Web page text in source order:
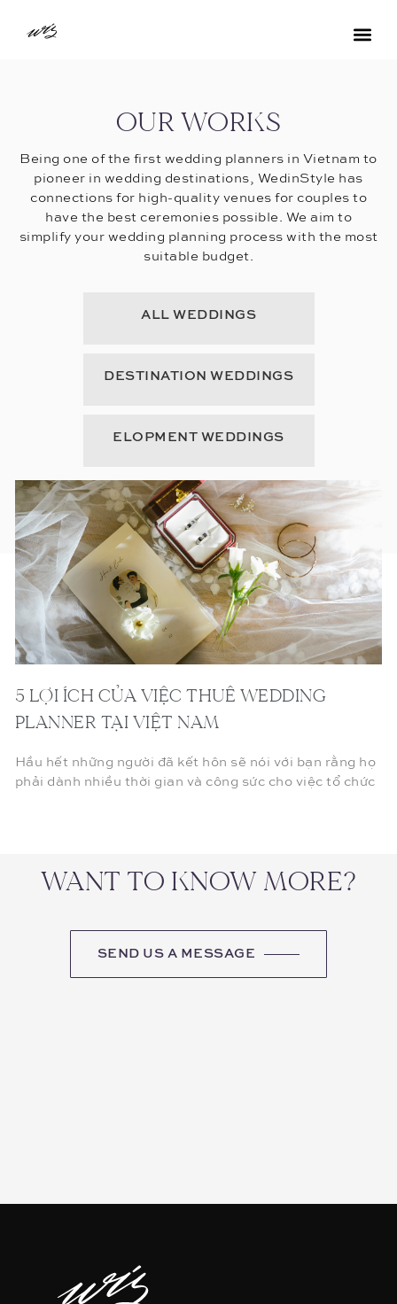
OUR WORKS
Being one of the first wedding planners in Vietnam to
pioneer in wedding destinations, WedinStyle has
connections for high-quality venues for couples to
have the best ceremonies possible. We aim to
simplify your wedding planning process with the most
suitable budget.
ALL WEDDINGS
DESTINATION WEDDINGS
ELOPMENT WEDDINGS
5 LỢI ÍCH CỦA VIỆC THUÊ WEDDING
PLANNER TẠI VIỆT NAM
Hầu hết những người đã kết hôn sẽ nói với bạn rằng họ
phải dành nhiều thời gian và công sức cho việc tổ chức
WANT TO KNOW MORE?
SEND US A MESSAGE